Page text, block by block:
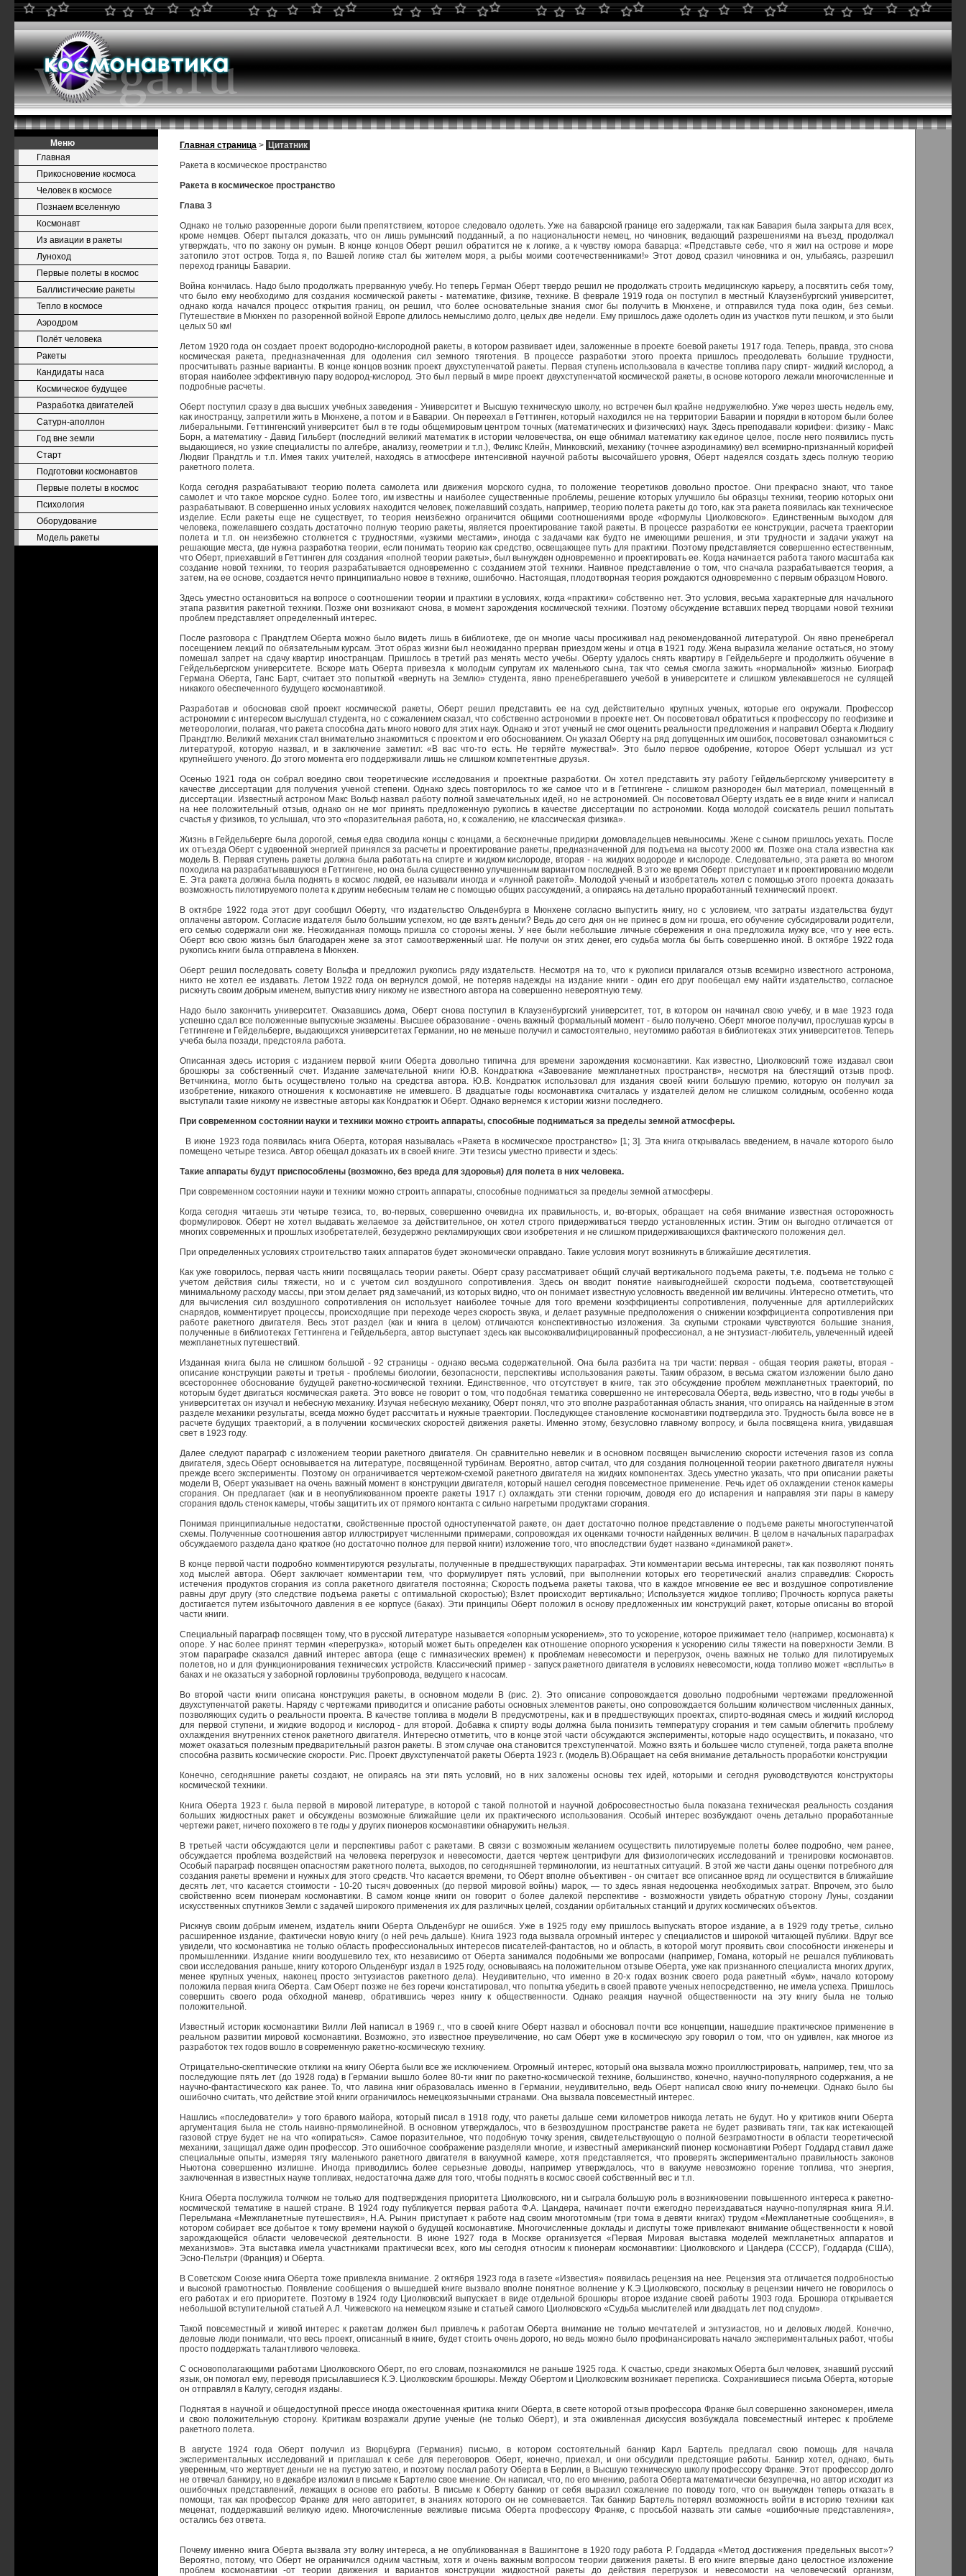
Меню
Главная
Прикосновение космоса
Человек в космосе
Познаем вселенную
Космонавт
Из авиации в ракеты
Луноход
Первые полеты в космос
Баллистические ракеты
Тепло в космосе
Аэродром
Полёт человека
Ракеты
Кандидаты наса
Космическое будущее
Разработка двигателей
Сатурн-аполлон
Год вне земли
Старт
Подготовки космонавтов
Первые полеты в космос
Психология
Оборудование
Модель ракеты
Главная страница > Цитатник
Ракета в космическое пространство
Ракета в космическое пространство
Глава 3
Однако не только разоренные дороги были препятствием, которое следовало одолеть. Уже на баварской границе его задержали, так как Бавария была закрыта для всех,
кроме немцев. Оберт пытался доказать, что он лишь румынский подданный, а по национальности немец, но чиновник, ведающий разрешениями на въезд, продолжал
утверждать, что по закону он румын. В конце концов Оберт решил обратится не к логике, а к чувству юмора баварца: «Представьте себе, что я жил на острове и море
затопило этот остров. Тогда я, по Вашей логике стал бы жителем моря, а рыбы моими соотечественниками!» Этот довод сразил чиновника и он, улыбаясь, разрешил
переход границы Баварии.
Война кончилась. Надо было продолжать прерванную учебу. Но теперь Герман Оберт твердо решил не продолжать строить медицинскую карьеру, а посвятить себя тому,
что было ему необходимо для создания космической ракеты - математике, физике, технике. В феврале 1919 года он поступил в местный Клаузенбургский университет,
однако когда начался процесс открытия границ, он решил, что более основательные знания смог бы получить в Мюнхене, и отправился туда пока один, без семьи.
Путешествие в Мюнхен по разоренной войной Европе длилось немыслимо долго, целых две недели. Ему пришлось даже одолеть один из участков пути пешком, и это были
целых 50 км!
Летом 1920 года он создает проект водородно-кислородной ракеты, в котором развивает идеи, заложенные в проекте боевой ракеты 1917 года. Теперь, правда, это снова
космическая ракета, предназначенная для одоления сил земного тяготения. В процессе разработки этого проекта пришлось преодолевать большие трудности,
просчитывать разные варианты. В конце концов возник проект двухступенчатой ракеты. Первая ступень использовала в качестве топлива пару спирт- жидкий кислород, а
вторая наиболее эффективную пару водород-кислород. Это был первый в мире проект двухступенчатой космической ракеты, в основе которого лежали многочисленные и
подробные расчеты.
Оберт поступил сразу в два высших учебных заведения - Университет и Высшую техническую школу, но встречен был крайне недружелюбно. Уже через шесть недель ему,
как иностранцу, запретили жить в Мюнхене, а потом и в Баварии. Он переехал в Геттинген, который находился не на территории Баварии и порядки в котором были более
либеральными. Геттингенский университет был в те годы общемировым центром точных (математических и физических) наук. Здесь преподавали корифеи: физику - Макс
Борн, а математику - Давид Гильберт (последний великий математик в истории человечества, он еще обнимал математику как единое целое, после него появились пусть
выдающиеся, но узкие специалисты по алгебре, анализу, геометрии и т.п.), Феликс Клейн, Минковский, механику (точнее аэродинамику) вел всемирно-признанный корифей
Людвиг Прандтль и т.п. Имея таких учителей, находясь в атмосфере интенсивной научной работы высочайшего уровня, Оберт надеялся создать здесь полную теорию
ракетного полета.
Когда сегодня разрабатывают теорию полета самолета или движения морского судна, то положение теоретиков довольно простое. Они прекрасно знают, что такое
самолет и что такое морское судно. Более того, им известны и наиболее существенные проблемы, решение которых улучшило бы образцы техники, теорию которых они
разрабатывают. В совершенно иных условиях находится человек, пожелавший создать, например, теорию полета ракеты до того, как эта ракета появилась как техническое
изделие. Если ракеты еще не существует, то теория неизбежно ограничится общими соотношениями вроде «формулы Циолковского». Единственным выходом для
человека, пожелавшего создать достаточно полную теорию ракеты, является проектирование такой ракеты. В процессе разработки ее конструкции, расчета траектории
полета и т.п. он неизбежно столкнется с трудностями, «узкими местами», иногда с задачами как будто не имеющими решения, и эти трудности и задачи укажут на
решающие места, где нужна разработка теории, если понимать теорию как средство, освещающее путь для практики. Поэтому представляется совершенно естественным,
что Оберт, приехавший в Геттинген для создания «полной теории ракеты», был вынужден одновременно и проектировать ее. Когда начинается работа такого масштаба как
создание новой техники, то теория разрабатывается одновременно с созданием этой техники. Наивное представление о том, что сначала разрабатывается теория, а
затем, на ее основе, создается нечто принципиально новое в технике, ошибочно. Настоящая, плодотворная теория рождаются одновременно с первым образцом Нового.
Здесь уместно остановиться на вопросе о соотношении теории и практики в условиях, когда «практики» собственно нет. Это условия, весьма характерные для начального
этапа развития ракетной техники. Позже они возникают снова, в момент зарождения космической техники. Поэтому обсуждение вставших перед творцами новой техники
проблем представляет определенный интерес.
После разговора с Прандтлем Оберта можно было видеть лишь в библиотеке, где он многие часы просиживал над рекомендованной литературой. Он явно пренебрегал
посещением лекций по обязательным курсам. Этот образ жизни был неожиданно прерван приездом жены и отца в 1921 году. Жена выразила желание остаться, но этому
помешал запрет на сдачу квартир иностранцам. Пришлось в третий раз менять место учебы. Оберту удалось снять квартиру в Гейдельберге и продолжить обучение в
Гейдельбергском университете. Вскоре мать Оберта привезла к молодым супругам их маленького сына, так что семья смогла зажить «нормальной» жизнью. Биограф
Германа Оберта, Ганс Барт, считает это попыткой «вернуть на Землю» студента, явно пренебрегавшего учебой в университете и слишком увлекавшегося не сулящей
никакого обеспеченного будущего космонавтикой.
Разработав и обосновав свой проект космической ракеты, Оберт решил представить ее на суд действительно крупных ученых, которые его окружали. Профессор
астрономии с интересом выслушал студента, но с сожалением сказал, что собственно астрономии в проекте нет. Он посоветовал обратиться к профессору по геофизике и
метеорологии, полагая, что ракета способна дать много нового для этих наук. Однако и этот ученый не смог оценить реальности предложения и направил Оберта к Людвигу
Прандтлю. Великий механик стал внимательно знакомиться с проектом и его обоснованием. Он указал Оберту на ряд допущенных им ошибок, посоветовал ознакомиться с
литературой, которую назвал, и в заключение заметил: «В вас что-то есть. Не теряйте мужества!». Это было первое одобрение, которое Оберт услышал из уст
крупнейшего ученого. До этого момента его поддерживали лишь не слишком компетентные друзья.
Осенью 1921 года он собрал воедино свои теоретические исследования и проектные разработки. Он хотел представить эту работу Гейдельбергскому университету в
качестве диссертации для получения ученой степени. Однако здесь повторилось то же самое что и в Гетгингене - слишком разнороден был материал, помещенный в
диссертации. Известный астроном Макс Вольф назвал работу полной замечательных идей, но не астрономией. Он посоветовал Оберту издать ее в виде книги и написал
на нее положительный отзыв, однако он не мог принять предложенную рукопись в качестве диссертации по астрономии. Когда молодой соискатель решил попытать
счастья у физиков, то услышал, что это «поразительная работа, но, к сожалению, не классическая физика».
Жизнь в Гейдельберге была дорогой, семья едва сводила концы с концами, а бесконечные придирки домовладельцев невыносимы. Жене с сыном пришлось уехать. После
их отъезда Оберт с удвоенной энергией принялся за расчеты и проектирование ракеты, предназначенной для подъема на высоту 2000 км. Позже она стала известна как
модель В. Первая ступень ракеты должна была работать на спирте и жидком кислороде, вторая - на жидких водороде и кислороде. Следовательно, эта ракета во многом
походила на разрабатывавшуюся в Гетгингене, но она была существенно улучшенным вариантом последней. В это же время Оберт приступает и к проектированию модели
Е. Эта ракета должна была поднять в космос людей, ее называли иногда и «лунной ракетой». Молодой ученый и изобретатель хотел с помощью этого проекта доказать
возможность пилотируемого полета к другим небесным телам не с помощью общих рассуждений, а опираясь на детально проработанный технический проект.
В октябре 1922 года этот друг сообщил Оберту, что издательство Ольденбурга в Мюнхене согласно выпустить книгу, но с условием, что затраты издательства будут
оплачены автором. Согласие издателя было большим успехом, но где взять деньги? Ведь до сего дня он не принес в дом ни гроша, его обучение субсидировали родители,
его семью содержали они же. Неожиданная помощь пришла со стороны жены. У нее были небольшие личные сбережения и она предложила мужу все, что у нее есть.
Оберт всю свою жизнь был благодарен жене за этот самоотверженный шаг. Не получи он этих денег, его судьба могла бы быть совершенно иной. В октябре 1922 года
рукопись книги была отправлена в Мюнхен.
Оберт решил последовать совету Вольфа и предложил рукопись ряду издательств. Несмотря на то, что к рукописи прилагался отзыв всемирно известного астронома,
никто не хотел ее издавать. Летом 1922 года он вернулся домой, не потеряв надежды на издание книги - один его друг пообещал ему найти издательство, согласное
рискнуть своим добрым именем, выпустив книгу никому не известного автора на совершенно невероятную тему.
Надо было закончить университет. Оказавшись дома, Оберт снова поступил в Клаузенбургский университет, тот, в котором он начинал свою учебу, и в мае 1923 года
успешно сдал все положенные выпускные экзамены. Высшее образование - очень важный формальный момент - было получено. Оберт многое получил, прослушав курсы в
Гетгингене и Гейдельберге, выдающихся университетах Германии, но не меньше получил и самостоятельно, неутомимо работая в библиотеках этих университетов. Теперь
учеба была позади, предстояла работа.
Описанная здесь история с изданием первой книги Оберта довольно типична для времени зарождения космонавтики. Как известно, Циолковский тоже издавал свои
брошюры за собственный счет. Издание замечательной книги Ю.В. Кондратюка «Завоевание межпланетных пространств», несмотря на блестящий отзыв проф.
Ветчинкина, могло быть осуществлено только на средства автора. Ю.В. Кондратюк использовал для издания своей книги большую премию, которую он получил за
изобретение, никакого отношения к космонавтике не имевшего. В двадцатые годы космонавтика считалась у издателей делом не слишком солидным, особенно когда
выступали такие никому не известные авторы как Кондратюк и Оберт. Однако вернемся к истории жизни последнего.
При современном состоянии науки и техники можно строить аппараты, способные подниматься за пределы земной атмосферы.
В июне 1923 года появилась книга Оберта, которая называлась «Ракета в космическое пространство» [1; 3]. Эта книга открывалась введением, в начале которого было
помещено четыре тезиса. Автор обещал доказать их в своей книге. Эти тезисы уместно привести и здесь:
Такие аппараты будут приспособлены (возможно, без вреда для здоровья) для полета в них человека.
При современном состоянии науки и техники можно строить аппараты, способные подниматься за пределы земной атмосферы.
Когда сегодня читаешь эти четыре тезиса, то, во-первых, совершенно очевидна их правильность, и, во-вторых, обращает на себя внимание известная осторожность
формулировок. Оберт не хотел выдавать желаемое за действительное, он хотел строго придерживаться твердо установленных истин. Этим он выгодно отличается от
многих современных и прошлых изобретателей, безудержно рекламирующих свои изобретения и не слишком придерживающихся фактического положения дел.
При определенных условиях строительство таких аппаратов будет экономически оправдано. Такие условия могут возникнуть в ближайшие десятилетия.
Как уже говорилось, первая часть книги посвящалась теории ракеты. Оберт сразу рассматривает общий случай вертикального подъема ракеты, т.е. подъема не только с
учетом действия силы тяжести, но и с учетом сил воздушного сопротивления. Здесь он вводит понятие наивыгоднейшей скорости подъема, соответствующей
минимальному расходу массы, при этом делает ряд замечаний, из которых видно, что он понимает известную условность введенной им величины. Интересно отметить, что
для вычисления сил воздушного сопротивления он использует наиболее точные для того времени коэффициенты сопротивления, полученные для артиллерийских
снарядов, комментирует процессы, происходящие при переходе через скорость звука, и делает разумные предположения о снижении коэффициента сопротивления при
работе ракетного двигателя. Весь этот раздел (как и книга в целом) отличаются конспективностью изложения. За скупыми строками чувствуются большие знания,
полученные в библиотеках Геттингена и Гейдельберга, автор выступает здесь как высококвалифицированный профессионал, а не энтузиаст-любитель, увлеченный идеей
межпланетных путешествий.
Изданная книга была не слишком большой - 92 страницы - однако весьма содержательной. Она была разбита на три части: первая - общая теория ракеты, вторая -
описание конструкции ракеты и третья - проблемы биологии, безопасности, перспективы использования ракеты. Таким образом, в весьма сжатом изложении было дано
всестороннее обоснование будущей ракетно-космической техники. Единственное, что отсутствует в книге, так это обсуждение проблем межпланетных траекторий, по
которым будет двигаться космическая ракета. Это вовсе не говорит о том, что подобная тематика совершенно не интересовала Оберта, ведь известно, что в годы учебы в
университетах он изучал и небесную механику. Изучая небесную механику, Оберт понял, что это вполне разработанная область знания, что опираясь на найденные в этом
разделе механики результаты, всегда можно будет рассчитать и нужные траектории. Последующее становление космонавтики подтвердила это. Трудность была вовсе не в
расчете будущих траекторий, а в получении космических скоростей движения ракеты. Именно этому, безусловно главному вопросу, и была посвящена книга, увидавшая
свет в 1923 году.
Далее следуют параграф с изложением теории ракетного двигателя. Он сравнительно невелик и в основном посвящен вычислению скорости истечения газов из сопла
двигателя, здесь Оберт основывается на литературе, посвященной турбинам. Вероятно, автор считал, что для создания полноценной теории ракетного двигателя нужны
прежде всего эксперименты. Поэтому он ограничивается чертежом-схемой ракетного двигателя на жидких компонентах. Здесь уместно указать, что при описании ракеты
модели В, Оберт указывает на очень важный момент в конструкции двигателя, который нашел сегодня повсеместное применение. Речь идет об охлаждении стенок камеры
сгорания. Он предлагает (как и в неопубликованном проекте ракеты 1917 г.) охлаждать эти стенки горючим, доводя его до испарения и направляя эти пары в камеру
сгорания вдоль стенок камеры, чтобы защитить их от прямого контакта с сильно нагретыми продуктами сгорания.
Понимая принципиальные недостатки, свойственные простой одноступенчатой ракете, он дает достаточно полное представление о подъеме ракеты многоступенчатой
схемы. Полученные соотношения автор иллюстрирует численными примерами, сопровождая их оценками точности найденных величин. В целом в начальных параграфах
обсуждаемого раздела дано краткое (но достаточно полное для первой книги) изложение того, что впоследствии будет названо «динамикой ракет».
В конце первой части подробно комментируются результаты, полученные в предшествующих параграфах. Эти комментарии весьма интересны, так как позволяют понять
ход мыслей автора. Оберт заключает комментарии тем, что формулирует пять условий, при выполнении которых его теоретический анализ справедлив: Скорость
истечения продуктов сгорания из сопла ракетного двигателя постоянна; Скорость подъема ракеты такова, что в каждое мгновение ее вес и воздушное сопротивление
равны друг другу (это следствие подъема ракеты с оптимальной скоростью); Взлет происходит вертикально; Используется жидкое топливо; Прочность корпуса ракеты
достигается путем избыточного давления в ее корпусе (баках). Эти принципы Оберт положил в основу предложенных им конструкций ракет, которые описаны во второй
части книги.
Специальный параграф посвящен тому, что в русской литературе называется «опорным ускорением», это то ускорение, которое прижимает тело (например, космонавта) к
опоре. У нас более принят термин «перегрузка», который может быть определен как отношение опорного ускорения к ускорению силы тяжести на поверхности Земли. В
этом параграфе сказался давний интерес автора (еще с гимназических времен) к проблемам невесомости и перегрузок, очень важных не только для пилотируемых
полетов, но и для функционирования технических устройств. Классический пример - запуск ракетного двигателя в условиях невесомости, когда топливо может «всплыть» в
баках и не оказаться у заборной горловины трубопровода, ведущего к насосам.
Во второй части книги описана конструкция ракеты, в основном модели В (рис. 2). Это описание сопровождается довольно подробными чертежами предложенной
двухступенчатой ракеты. Наряду с чертежами приводится и описание работы основных элементов ракеты, оно сопровождается большим количеством численных данных,
позволяющих судить о реальности проекта. В качестве топлива в модели В предусмотрены, как и в предшествующих проектах, спирто-водяная смесь и жидкий кислород
для первой ступени, и жидкие водород и кислород - для второй. Добавка к спирту воды должна была понизить температуру сгорания и тем самым облегчить проблему
охлаждения внутренних стенок ракетного двигателя. Интересно отметить, что в конце этой части обсуждаются эксперименты, которые надо осуществить, и показано, что
может оказаться полезным предварительный разгон ракеты. В этом случае она становится трехступенчатой. Можно взять и большее число ступеней, тогда ракета вполне
способна развить космические скорости. Рис. Проект двухступенчатой ракеты Оберта 1923 г. (модель В).Обращает на себя внимание детальность проработки конструкции
Конечно, сегодняшние ракеты создают, не опираясь на эти пять условий, но в них заложены основы тех идей, которыми и сегодня руководствуются конструкторы
космической техники.
Книга Оберта 1923 г. была первой в мировой литературе, в которой с такой полнотой и научной добросовестностью была показана техническая реальность создания
больших жидкостных ракет и обсуждены возможные ближайшие цели их практического использования. Особый интерес возбуждают очень детально проработанные
чертежи ракет, ничего похожего в те годы у других пионеров космонавтики обнаружить нельзя.
В третьей части обсуждаются цели и перспективы работ с ракетами. В связи с возможным желанием осуществить пилотируемые полеты более подробно, чем ранее,
обсуждается проблема воздействий на человека перегрузок и невесомости, дается чертеж центрифуги для физиологических исследований и тренировки космонавтов.
Особый параграф посвящен опасностям ракетного полета, выходов, по сегодняшней терминологии, из нештатных ситуаций. В этой же части даны оценки потребного для
создания ракеты времени и нужных для этого средств. Что касается времени, то Оберт вполне объективен - он считает все описанное вряд ли осуществится в ближайшие
десять лет, что касается стоимости - 10-20 тысяч довоенных (до первой мировой войны) марок, — то здесь явная недооценка необходимых затрат. Впрочем, это было
свойственно всем пионерам космонавтики. В самом конце книги он говорит о более далекой перспективе - возможности увидеть обратную сторону Луны, создании
искусственных спутников Земли с задачей широкого применения их для различных целей, создании орбитальных станций и других космических объектов.
Рискнув своим добрым именем, издатель книги Оберта Ольденбург не ошибся. Уже в 1925 году ему пришлось выпускать второе издание, а в 1929 году третье, сильно
расширенное издание, фактически новую книгу (о ней речь дальше). Книга 1923 года вызвала огромный интерес у специалистов и широкой читающей публики. Вдруг все
увидели, что космонавтика не только область профессиональных интересов писателей-фантастов, но и область, в которой могут проявить свои способности инженеры и
промышленники. Издание книги воодушевило тех, кто независимо от Оберта занимался подобными же вопросами (например, Гомана, который не решался публиковать
свои исследования раньше, книгу которого Ольденбург издал в 1925 году, основываясь на положительном отзыве Оберта, уже как признанного специалиста многих других,
менее крупных ученых, наконец просто энтузиастов ракетного дела). Неудивительно, что именно в 20-х годах возник своего рода ракетный «бум», начало которому
положила первая книга Оберта. Сам Оберт позже не без горечи констатировал, что попытка убедить в своей правоте ученых непосредственно, не имела успеха. Пришлось
совершить своего рода обходной маневр, обратившись через книгу к общественности. Однако реакция научной общественности на эту книгу была не только
положительной.
Известный историк космонавтики Вилли Лей написал в 1969 г., что в своей книге Оберт назвал и обосновал почти все концепции, нашедшие практическое применение в
реальном развитии мировой космонавтики. Возможно, это известное преувеличение, но сам Оберт уже в космическую эру говорил о том, что он удивлен, как многое из
разработок тех годов вошло в современную ракетно-космическую технику.
Отрицательно-скептические отклики на книгу Оберта были все же исключением. Огромный интерес, который она вызвала можно проиллюстрировать, например, тем, что за
последующие пять лет (до 1928 года) в Германии вышло более 80-ти книг по ракетно-космической технике, большинство, конечно, научно-популярного содержания, а не
научно-фантастического как ранее. То, что лавина книг образовалась именно в Германии, неудивительно, ведь Оберт написал свою книгу по-немецки. Однако было бы
ошибочно считать, что действие этой книги ограничилось немецкоязычными странами. Она вызвала повсеместный интерес.
Нашлись «последователи» у того бравого майора, который писал в 1918 году, что ракеты дальше семи километров никогда летать не будут. Но у критиков книги Оберта
аргументация была не столь наивно-прямолинейной. В основном утверждалось, что в безвоздушном пространстве ракета не будет развивать тяги, так как истекающей
газовой струе будет не на что «опираться». Самое поразительное, что подобную точку зрения, свидетельствующую о полной безграмотности в области теоретической
механики, защищал даже один профессор. Это ошибочное соображение разделяли многие, и известный американский пионер космонавтики Роберт Годдард ставил даже
специальные опыты, измеряя тягу маленького ракетного двигателя в вакуумной камере, хотя представляется, что проверять экспериментально правильность законов
Ньютона совершенно излишне. Иногда приводились более серьезные доводы, например утверждалось, что в вакууме невозможно горение топлива, что энергия,
заключенная в известных науке топливах, недостаточна даже для того, чтобы поднять в космос своей собственный вес и т.п.
Книга Оберта послужила толчком не только для подтверждения приоритета Циолковского, ни и сыграла большую роль в возникновении повышенного интереса к ракетно-
космической тематике в нашей стране. В 1924 году публикуется первая работа Ф.А. Цандера, начинает почти ежегодно переиздаваться научно-популярная книга Я.И.
Перельмана «Межпланетные путешествия», Н.А. Рынин приступает к работе над своим многотомным (три тома в девяти книгах) трудом «Межпланетные сообщения», в
котором собирает все добытое к тому времени наукой о будущей космонавтике. Многочисленные доклады и диспуты тоже привлекают внимание общественности к новой
зарождающейся области человеческой деятельности. В июне 1927 года в Москве организуется «Первая Мировая выставка моделей межпланетных аппаратов и
механизмов». Эта выставка имела участниками практически всех, кого мы сегодня относим к пионерам космонавтики: Циолковского и Цандера (СССР), Годдарда (США),
Эсно-Пельтри (Франция) и Оберта.
В Советском Союзе книга Оберта тоже привлекла внимание. 2 октября 1923 года в газете «Известия» появилась рецензия на нее. Рецензия эта отличается подробностью
и высокой грамотностью. Появление сообщения о вышедшей книге вызвало вполне понятное волнение у К.Э.Циолковского, поскольку в рецензии ничего не говорилось о
его работах и его приоритете. Поэтому в 1924 году Циолковский выпускает в виде отдельной брошюры второе издание своей работы 1903 года. Брошюра открывается
небольшой вступительной статьей А.Л. Чижевского на немецком языке и статьей самого Циолковского «Судьба мыслителей или двадцать лет под спудом».
Такой повсеместный и живой интерес к ракетам должен был привлечь к работам Оберта внимание не только мечтателей и энтузиастов, но и деловых людей. Конечно,
деловые люди понимали, что весь проект, описанный в книге, будет стоить очень дорого, но ведь можно было профинансировать начало экспериментальных работ, чтобы
просто поддержать талантливого человека.
С основополагающими работами Циолковского Оберт, по его словам, познакомился не раньше 1925 года. К счастью, среди знакомых Оберта был человек, знавший русский
язык, он помогал ему, переводя присылавшиеся К.Э. Циолковским брошюры. Между Обертом и Циолковским возникает переписка. Сохранившиеся письма Оберта, которые
он отправлял в Калугу, сегодня изданы.
Поднятая в научной и общедоступной прессе иногда ожесточенная критика книги Оберта, в свете которой отзыв профессора Франке был совершенно закономерен, имела
и свою положительную сторону. Критикам возражали другие ученые (не только Оберт), и эта оживленная дискуссия возбуждала повсеместный интерес к проблеме
ракетного полета.
В августе 1924 года Оберт получил из Вюрцбурга (Германия) письмо, в котором состоятельный банкир Карл Бартель предлагал свою помощь для начала
экспериментальных исследований и приглашал к себе для переговоров. Оберт, конечно, приехал, и они обсудили предстоящие работы. Банкир хотел, однако, быть
уверенным, что жертвует деньги не на пустую затею, и поэтому послал работу Оберта в Берлин, в Высшую техническую школу профессору Франке. Этот профессор долго
не отвечал банкиру, но в декабре изложил в письме к Бартелю свое мнение. Он написал, что, по его мнению, работа Оберта математически безупречна, но автор исходит из
ошибочных представлений, лежащих в основе его работы. В письме к Оберту банкир от себя выразил сожаление по поводу того, что он вынужден теперь отказать в
помощи, так как профессор Франке для него авторитет, в знаниях которого он не сомневается. Так банкир Бартель потерял возможность войти в историю техники как
меценат, поддержавший великую идею. Многочисленные вежливые письма Оберта профессору Франке, с просьбой назвать эти самые «ошибочные представления»,
остались без ответа.
Почему именно книга Оберта вызвала эту волну интереса, а не опубликованная в Вашингтоне в 1920 году работа Р. Годдарда «Метод достижения предельных высот»?
Вероятно, потому, что Оберт не ограничился одним частным, хотя и очень важным вопросом теории движения ракеты. В его книге впервые дано целостное изложение
проблем космонавтики -от теории движения и вариантов конструкции жидкостной ракеты до действия перегрузок и невесомости на человеческий организм,